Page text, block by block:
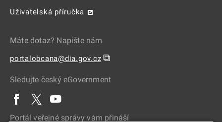
Uživatelská příručka
Máte dotaz? Napište nám
portalobcana@dia.gov.cz ⧉
Sledujte český eGovernment
Portál veřejné správy vám přináší